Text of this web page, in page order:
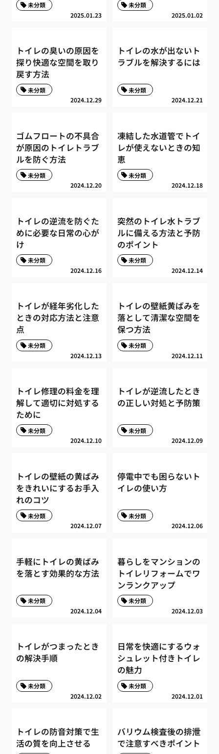
2025.01.23
未分類
2025.01.02
未分類
トイレの臭いの原因を
探り快適な空間を取り
戻す方法
2024.12.29
未分類
トイレの水が出ないト
ラブルを解決するには
2024.12.21
未分類
ゴムフロートの不具合
が原因のトイレトラブ
ルを防ぐ方法
2024.12.20
未分類
凍結した水道管でトイ
レが使えないときの知
恵
2024.12.18
未分類
トイレの逆流を防ぐた
めに必要な日常の心が
け
2024.12.16
未分類
突然のトイレ水トラブ
ルに備える方法と予防
のポイント
2024.12.14
未分類
トイレが経年劣化した
ときの対応方法と注意
点
2024.12.13
未分類
トイレの壁紙黄ばみを
落として清潔な空間を
保つ方法
2024.12.11
未分類
トイレ修理の料金を理
解して適切に対処する
ために
2024.12.10
未分類
トイレが逆流したとき
の正しい対処と予防策
2024.12.09
未分類
トイレの壁紙の黄ばみ
をきれいにするお手入
れのコツ
2024.12.07
未分類
停電中でも困らないト
イレの使い方
2024.12.06
未分類
手軽にトイレの黄ばみ
を落とす効果的な方法
2024.12.04
未分類
暮らしをマンションの
トイレリフォームでワ
ンランクアップ
2024.12.03
未分類
トイレがつまったとき
の解決手順
2024.12.02
未分類
日常を快適にするウォ
シュレット付きトイレ
の魅力
2024.12.01
未分類
トイレの防音対策で生
活の質を向上させる
バリウム検査後の排泄
で注意すべきポイント